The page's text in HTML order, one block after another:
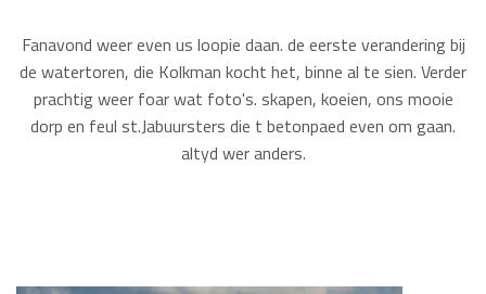
Fanavond weer even us loopie daan. de eerste verandering bij
de watertoren, die Kolkman kocht het, binne al te sien. Verder
prachtig weer foar wat foto's. skapen, koeien, ons mooie
dorp en feul st.Jabuursters die t betonpaed even om gaan.
altyd wer anders.